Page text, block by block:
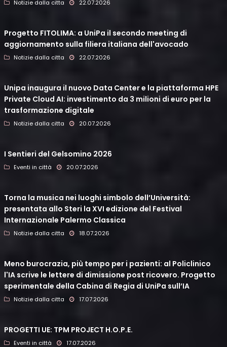
Notizie dalla citta 22.07.2026
Progetto FITOLIMA: a UniPa il secondo meeting di
aggiornamento sulla filiera italiana dell'avocado
Notizie dalla citta 22.07.2026
Unipa inaugura il nuovo Data Center e la piattaforma HPE
Private Cloud AI: investimento da 3 milioni di euro per la
trasformazione digitale
Notizie dalla citta 20.07.2026
I Sentieri del Gelsomino 2026
Eventi in città 20.07.2026
Torna la musica nei luoghi simbolo dell’Università:
presentata allo Steri la XVI edizione del Festival
Internazionale Palermo Classica
Notizie dalla citta 18.07.2026
Meno burocrazia, più tempo per i pazienti: al Policlinico
l'IA scrive le lettere di dimissione post ricovero. Progetto
sperimentale della Cabina di Regia di UniPa sull’IA
Notizie dalla citta 17.07.2026
PROGETTI UE: TPM PROJECT H.O.P.E.
Eventi in città 17.07.2026